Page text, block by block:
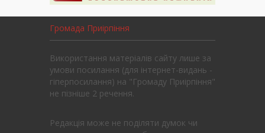
Громада Приірпіння
Використання матеріалів сайту лише за
умови посилання (для інтернет-видань -
гіперпосилання) на "Громаду Приірпіння"
не пізніше 2 речення.
Редакція може не поділяти думок чи